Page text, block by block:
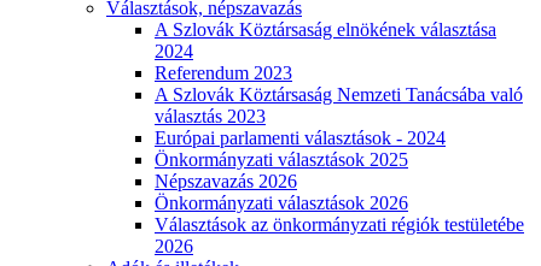
Választások, népszavazás
A Szlovák Köztársaság elnökének választása
2024
Referendum 2023
A Szlovák Köztársaság Nemzeti Tanácsába való
választás 2023
Európai parlamenti választások - 2024
Önkormányzati választások 2025
Népszavazás 2026
Önkormányzati választások 2026
Választások az önkormányzati régiók testületébe
2026